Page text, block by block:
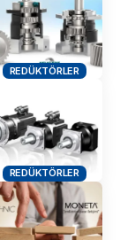
REDÜKTÖRLER
REDÜKTÖRLER